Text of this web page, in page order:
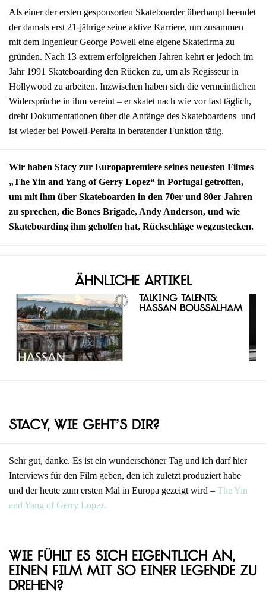
Als einer der ersten gesponsorten Skateboarder überhaupt beendet
der damals erst 21-jährige seine aktive Karriere, um zusammen
mit dem Ingenieur George Powell eine eigene Skatefirma zu
gründen. Nach 13 extrem erfolgreichen Jahren kehrt er jedoch im
Jahr 1991 Skateboarding den Rücken zu, um als Regisseur in
Hollywood zu arbeiten. Inzwischen haben sich die vermeintlichen
Widersprüche in ihm vereint – er skatet nach wie vor fast täglich,
dreht Dokumentationen über die Anfänge des Skateboardens und
ist wieder bei Powell-Peralta in beratender Funktion tätig.
Wir haben Stacy zur Europapremiere seines neuesten Filmes
„The Yin and Yang of Gerry Lopez“ in Portugal getroffen,
um mit ihm über Skateboarden in den 70er und 80er Jahren
zu sprechen, die Bones Brigade, Andy Anderson, und wie
Skateboarding ihm geholfen hat, Rückschläge wegzustecken.
Ähnliche Artikel
Talking Talents:
Hassan Boussalham
Stacy, wie geht’s dir?
Sehr gut, danke. Es ist ein wunderschöner Tag und ich darf hier
Interviews für den Film geben, den ich zuletzt produziert habe
und der heute zum ersten Mal in Europa gezeigt wird – The Yin
and Yang of Gerry Lopez.
Wie fühlt es sich eigentlich an,
einen Film mit so einer Legende zu
drehen?